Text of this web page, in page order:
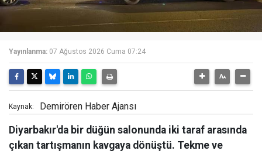
Yayınlanma: 07 Ağustos 2026 Cuma 07:24
Kaynak: Demirören Haber Ajansı
Diyarbakır'da bir düğün salonunda iki taraf arasında
çıkan tartışmanın kavgaya dönüştü. Tekme ve